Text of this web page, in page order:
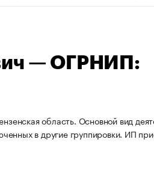
— ОГРНИП:
область. Основной вид
в другие группировки. ИП